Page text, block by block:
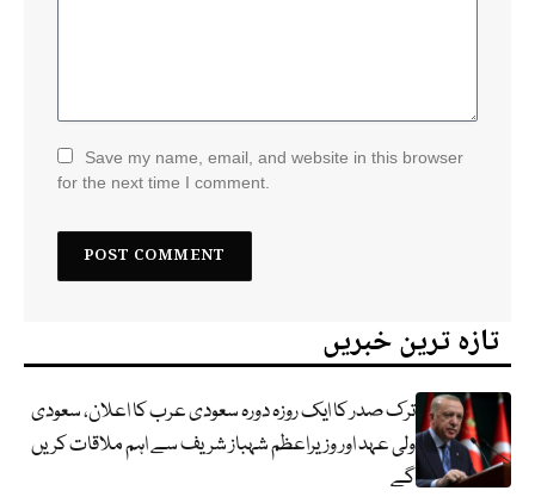
Save my name, email, and website in this browser
for the next time I comment.
تازہ ترین خبریں
ترک صدر کا ایک روزہ دورہ سعودی عرب کا اعلان، سعودی
ولی عہد اور وزیراعظم شہباز شریف سے اہم ملاقات کریں
گے